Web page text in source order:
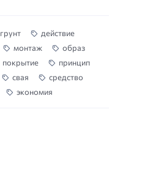
грунт
действие
монтаж
образ
покрытие
принцип
свая
средство
экономия